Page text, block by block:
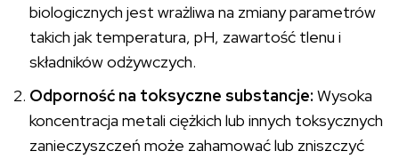
biologicznych jest wrażliwa na zmiany parametrów
takich jak temperatura, pH, zawartość tlenu i
składników odżywczych.
Odporność na toksyczne substancje: Wysoka
koncentracja metali ciężkich lub innych toksycznych
zanieczyszczeń może zahamować lub zniszczyć